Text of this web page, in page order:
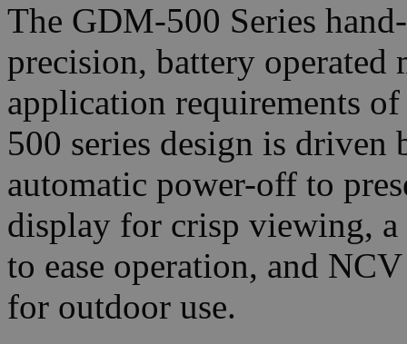
The GDM-500 Series
precision, battery operated
application requirements
500 series design is
automatic power-off to
display for crisp viewing, a
to ease operation, and
for outdoor use.